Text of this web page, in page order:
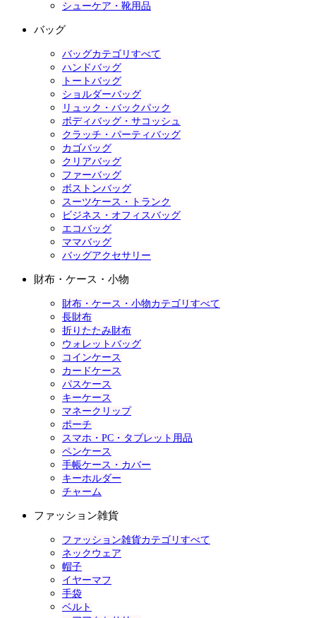
シューケア・靴用品
バッグ
バッグカテゴリすべて
ハンドバッグ
トートバッグ
ショルダーバッグ
リュック・バックパック
ボディバッグ・サコッシュ
クラッチ・パーティバッグ
カゴバッグ
クリアバッグ
ファーバッグ
ボストンバッグ
スーツケース・トランク
ビジネス・オフィスバッグ
エコバッグ
ママバッグ
バッグアクセサリー
財布・ケース・小物
財布・ケース・小物カテゴリすべて
長財布
折りたたみ財布
ウォレットバッグ
コインケース
カードケース
パスケース
キーケース
マネークリップ
ポーチ
スマホ・PC・タブレット用品
ペンケース
手帳ケース・カバー
キーホルダー
チャーム
ファッション雑貨
ファッション雑貨カテゴリすべて
ネックウェア
帽子
イヤーマフ
手袋
ベルト